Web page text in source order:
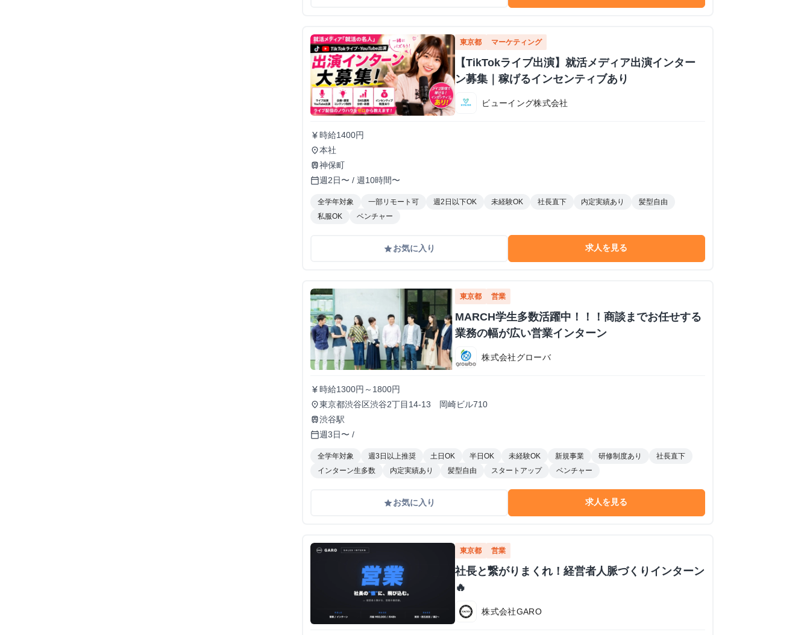
東京都 マーケティング
【TikTokライブ出演】就活メディア出演インター
ン募集｜稼げるインセンティブあり
ビューイング株式会社
currency_yen時給1400円
place本社
train神保町
calendar_today週2日〜 / 週10時間〜
全学年対象 一部リモート可 週2日以下OK 未経験OK 社長直下 内定実績あり
髪型自由
私服OK
ベンチャー
gradeお気に入り 求人を見る
東京都 営業
MARCH学生多数活躍中！！！商談までお任せする
業務の幅が広い営業インターン
株式会社グローバ
currency_yen時給1300円～1800円
place東京都渋谷区渋谷2丁目14-13 岡崎ビル710
train渋谷駅
calendar_today週3日〜 /
全学年対象 週3日以上推奨 土日OK 半日OK 未経験OK 新規事業 研修制度あり
社長直下
インターン生多数
内定実績あり 髪型自由 スタートアップ ベンチャー
gradeお気に入り 求人を見る
東京都 営業
社長と繋がりまくれ！経営者人脈づくりインターン
🔥
株式会社GARO